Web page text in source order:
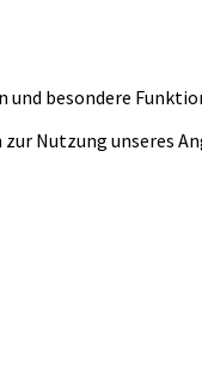
besondere
Nutzung unseres